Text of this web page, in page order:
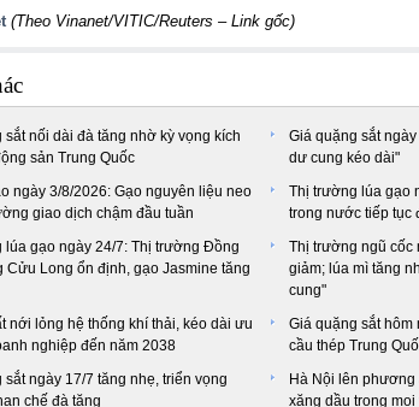
(Theo Vinanet/VITIC/Reuters – Link gốc)
sắt nối dài đà tăng nhờ kỳ vọng kích
sản Trung Quốc
Giá quặng sắt
dư cung kéo dài"
ngày 3/8/2026: Gạo nguyên liệu neo
giao dịch chậm đầu tuần
Thị trường lúa gạo
trong nước tiếp tục
lúa gạo ngày 24/7: Thị trường Đồng
Cửu Long ổn định, gạo Jasmine tăng
Thị trường ngũ cốc
giảm; lúa mì tăng
cung"
nới lỏng hệ thống khí thải, kéo dài ưu
nghiệp đến năm 2038
Giá quặng sắt hôm
cầu thép Trung
sắt ngày 17/7 tăng nhẹ, triển vọng
chế đà tăng
Hà Nội lên
xăng dầu trong